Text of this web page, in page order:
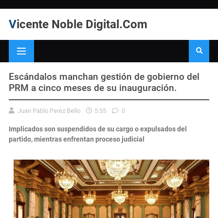
Vicente Noble Digital.Com
Escándalos manchan gestión de gobierno del
PRM a cinco meses de su inauguración.
Juan Pablo Perez Bello 5:55 0
Implicados son suspendidos de su cargo o expulsados del
partido, mientras enfrentan proceso judicial